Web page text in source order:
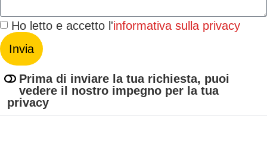
Ho letto e accetto l'informativa sulla privacy
Invia
Prima di inviare la tua richiesta, puoi
vedere il nostro impegno per la tua
privacy